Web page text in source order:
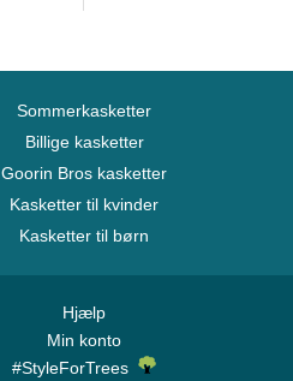
Sommerkasketter
Billige kasketter
Goorin Bros kasketter
Kasketter til kvinder
Kasketter til børn
Hjælp
Min konto
#StyleForTrees